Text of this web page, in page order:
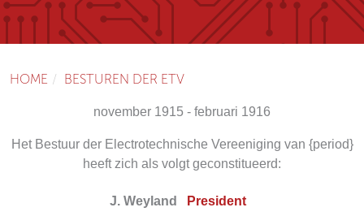
HOME BESTUREN DER ETV
november 1915 - februari 1916
Het Bestuur der Electrotechnische Vereeniging van {period}
heeft zich als volgt geconstitueerd:
J. Weyland
President